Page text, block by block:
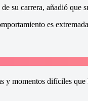
su carrera, añadió que
es
momentos difíciles